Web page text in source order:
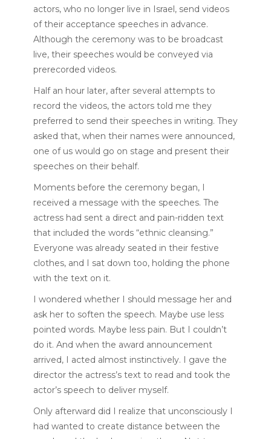
actors, who no longer live in Israel, send videos
of their acceptance speeches in advance.
Although the ceremony was to be broadcast
live, their speeches would be conveyed via
prerecorded videos.
Half an hour later, after several attempts to
record the videos, the actors told me they
preferred to send their speeches in writing. They
asked that, when their names were announced,
one of us would go on stage and present their
speeches on their behalf.
Moments before the ceremony began, I
received a message with the speeches. The
actress had sent a direct and pain-ridden text
that included the words “ethnic cleansing.”
Everyone was already seated in their festive
clothes, and I sat down too, holding the phone
with the text on it.
I wondered whether I should message her and
ask her to soften the speech. Maybe use less
pointed words. Maybe less pain. But I couldn’t
do it. And when the award announcement
arrived, I acted almost instinctively. I gave the
director the actress’s text to read and took the
actor’s speech to deliver myself.
Only afterward did I realize that unconsciously I
had wanted to create distance between the